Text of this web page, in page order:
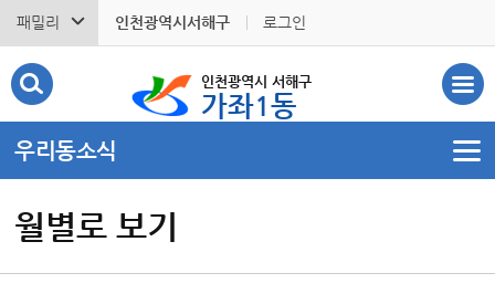
패밀리 인천광역시서해구 로그인
인천광역시 서해구
가좌1동
우리동소식
월별로 보기